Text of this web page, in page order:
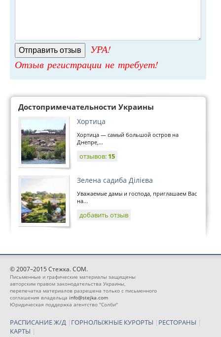
УРА!
Отзыв регистрации не требует!
Достопримечательности Украины
Хортица
Хортица — самый большой остров на
Днепре,...
отзывов: 15
Зелена садиба Ділієва
Уважаемые дамы и господа, приглашаем Вас
на...
добавить отзыв
© 2007–2015 Стежка. COM.
Письменные и графические материалы защищены
авторским правом законодательства Украины,
перепечатка материалов разрешена только с письменного
соглашения владельца info@stejka.com
Юридическая поддержка агентство "Солби"
РАСПИСАНИЕ Ж/Д | ГОРНОЛЫЖНЫЕ КУРОРТЫ | РЕСТОРАНЫ |
КАРТЫ |